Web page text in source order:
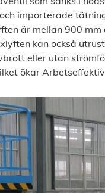
importerade
är mellan 900
kan också
eller utan
ökar